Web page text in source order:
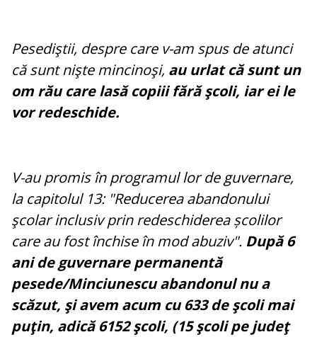
Pesediştii, despre care v-am spus de atunci
că sunt nişte mincinoşi, au urlat că sunt un
om rău care lasă copiii fără şcoli, iar ei le
vor redeschide.
V-au promis în programul lor de guvernare,
la capitolul 13: "Reducerea abandonului
şcolar inclusiv prin redeschiderea școlilor
care au fost închise în mod abuziv". După 6
ani de guvernare permanentă
pesede/Minciunescu abandonul nu a
scăzut, şi avem acum cu 633 de şcoli mai
puţin, adică 6152 şcoli, (15 şcoli pe judeţ